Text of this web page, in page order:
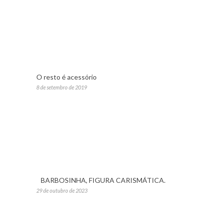
O resto é acessório
8 de setembro de 2019
BARBOSINHA, FIGURA CARISMÁTICA.
29 de outubro de 2023